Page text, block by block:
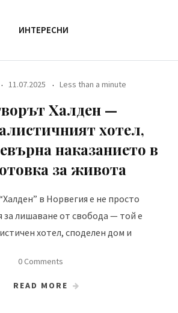
ИНТЕРЕСНИ
11.07.2025 Less than a minute
Халден —
хотел,
наказанието в
за живота
в Норвегия е не просто
за лишаване от свобода — той е
хотел, споделен дом и
0 Comments
READ MORE